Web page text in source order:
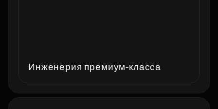
Инженерия премиум‑класса